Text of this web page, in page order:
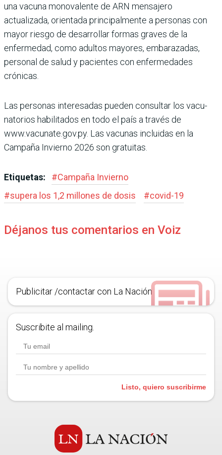
una vacuna monovalente de ARN mensajero
actualizada, orientada principalmente a personas con
mayor riesgo de desarrollar formas gra­ves de la
enfermedad, como adultos mayores, embara­zadas,
personal de salud y pacientes con enfermeda­des
crónicas.
Las personas interesadas pueden consultar los vacu­
natorios habilitados en todo el país a través de
www.vacunate.gov.py. Las vacu­nas incluidas en la
Campaña Invierno 2026 son gratuitas.
Etiquetas: #Campaña Invierno
#supera los 1,2 millones de dosis #covid-19
Déjanos tus comentarios en Voiz
Publicitar /contactar con La Nación
Suscribite al mailing.
Listo, quiero suscribirme